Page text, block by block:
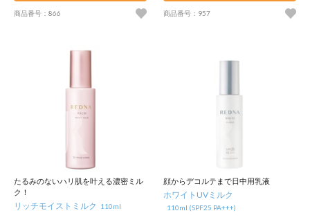
商品番号：866 商品番号：957
たるみのないハリ肌を叶える濃密ミル
ク！
リッチモイストミルク 110ml
顔からデコルテまで日中用乳液
ホワイトUVミルク
110ml (SPF25 PA+++)